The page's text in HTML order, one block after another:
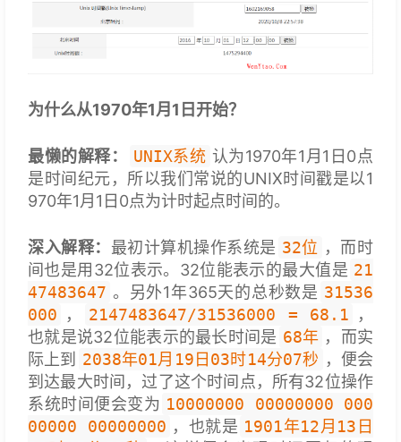
为什么从1970年1月1日开始？
最懒的解释： UNIX系统 认为1970年1月1日0点
是时间纪元，所以我们常说的UNIX时间戳是以1
970年1月1日0点为计时起点时间的。
深入解释： 最初计算机操作系统是 32位 ，而时
间也是用32位表示。32位能表示的最大值是 21
47483647 。另外1年365天的总秒数是 31536
000
， 2147483647/31536000 = 68.1
，
也就是说32位能表示的最长时间是 68年 ，而实
际上到
2038年01月19日03时14分07秒 ，便会
到达最大时间，过了这个时间点，所有32位操作
系统时间便会变为 10000000 00000000 000
00000 00000000 ，也就是 1901年12月13日